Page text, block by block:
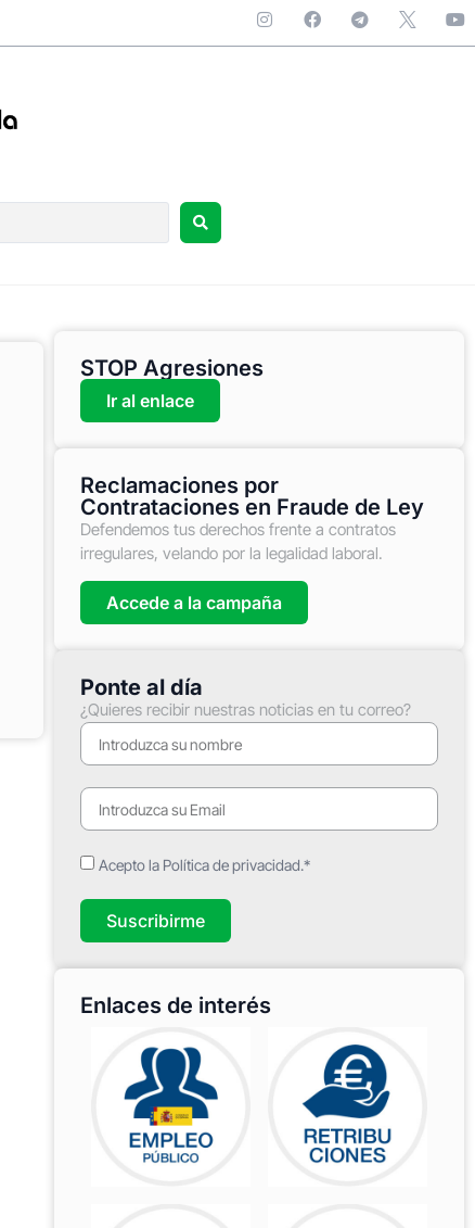
STOP Agresiones
Ir al enlace
Reclamaciones por
Contrataciones en Fraude de Ley
Defendemos tus derechos frente a contratos
irregulares, velando por la legalidad laboral.
Accede a la campaña
Ponte al día
¿Quieres recibir nuestras noticias en tu correo?
Acepto la Política de privacidad.*
Suscribirme
Enlaces de interés